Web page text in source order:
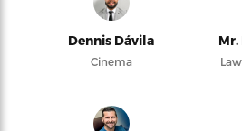
Dennis Dávila
Cinema
Mr.